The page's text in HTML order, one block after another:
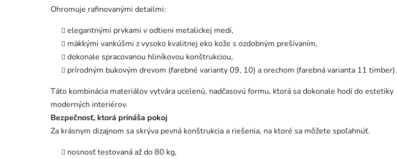
Ohromuje rafinovanými detailmi:
elegantnými prvkami v odtieni metalickej medi,
mäkkými vankúšmi z vysoko kvalitnej eko kože s ozdobným prešívaním,
dokonale spracovanou hliníkovou konštrukciou,
prírodným bukovým drevom (farebné varianty 09, 10) a orechom (farebná varianta 11 timber).
Táto kombinácia materiálov vytvára ucelenú, nadčasovú formu, ktorá sa dokonale hodí do estetiky
moderných interiérov.
Bezpečnosť, ktorá prináša pokoj
Za krásnym dizajnom sa skrýva pevná konštrukcia a riešenia, na ktoré sa môžete spoľahnúť.
nosnosť testovaná až do 80 kg,